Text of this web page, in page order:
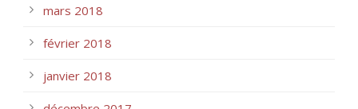
mars 2018
février 2018
janvier 2018